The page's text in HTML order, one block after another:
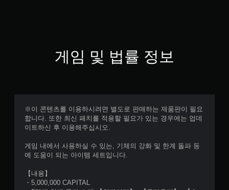
게임 및 법률 정보
※이 콘텐츠를 이용하시려면 별도로 판매하는 제품판이 필요
합니다. 또한 최신 패치를 적용할 필요가 있는 경우에는 업데
이트하신 후 이용해주십시오.
게임 내에서 사용하실 수 있는, 기체의 강화 및 한계 돌파 등
에 도움이 되는 아이템 세트입니다.
【내용】
・5,000,000 CAPITAL